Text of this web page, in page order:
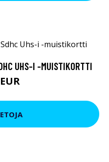
UHS-I -MUISTIKORTTI